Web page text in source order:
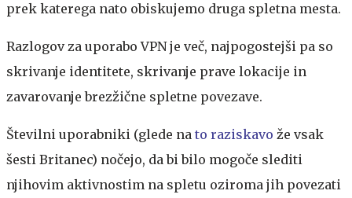
prek katerega nato obiskujemo druga spletna mesta.
Razlogov za uporabo VPN je več, najpogostejši pa so
skrivanje identitete, skrivanje prave lokacije in
zavarovanje brezžične spletne povezave.
Številni uporabniki (glede na to raziskavo že vsak
šesti Britanec) nočejo, da bi bilo mogoče slediti
njihovim aktivnostim na spletu oziroma jih povezati